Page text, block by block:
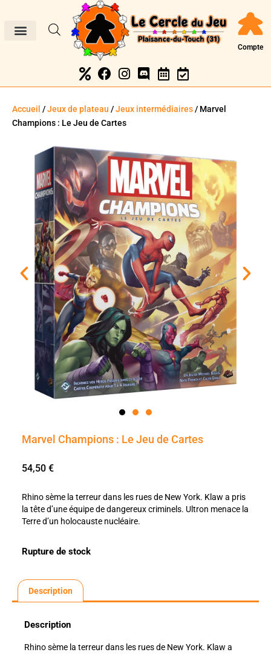
Compte
Accueil /Jeux de plateau /Jeux intermédiaires/ Marvel
Champions : Le Jeu de Cartes
Marvel Champions : Le Jeu de Cartes
54,50 €
Rhino sème la terreur dans les rues de New York. Klaw a pris
la tête d’une équipe de dangereux criminels. Ultron menace la
Terre d’un holocauste nucléaire.
Rupture de stock
Description
Description
Rhino sème la terreur dans les rues de New York. Klaw a